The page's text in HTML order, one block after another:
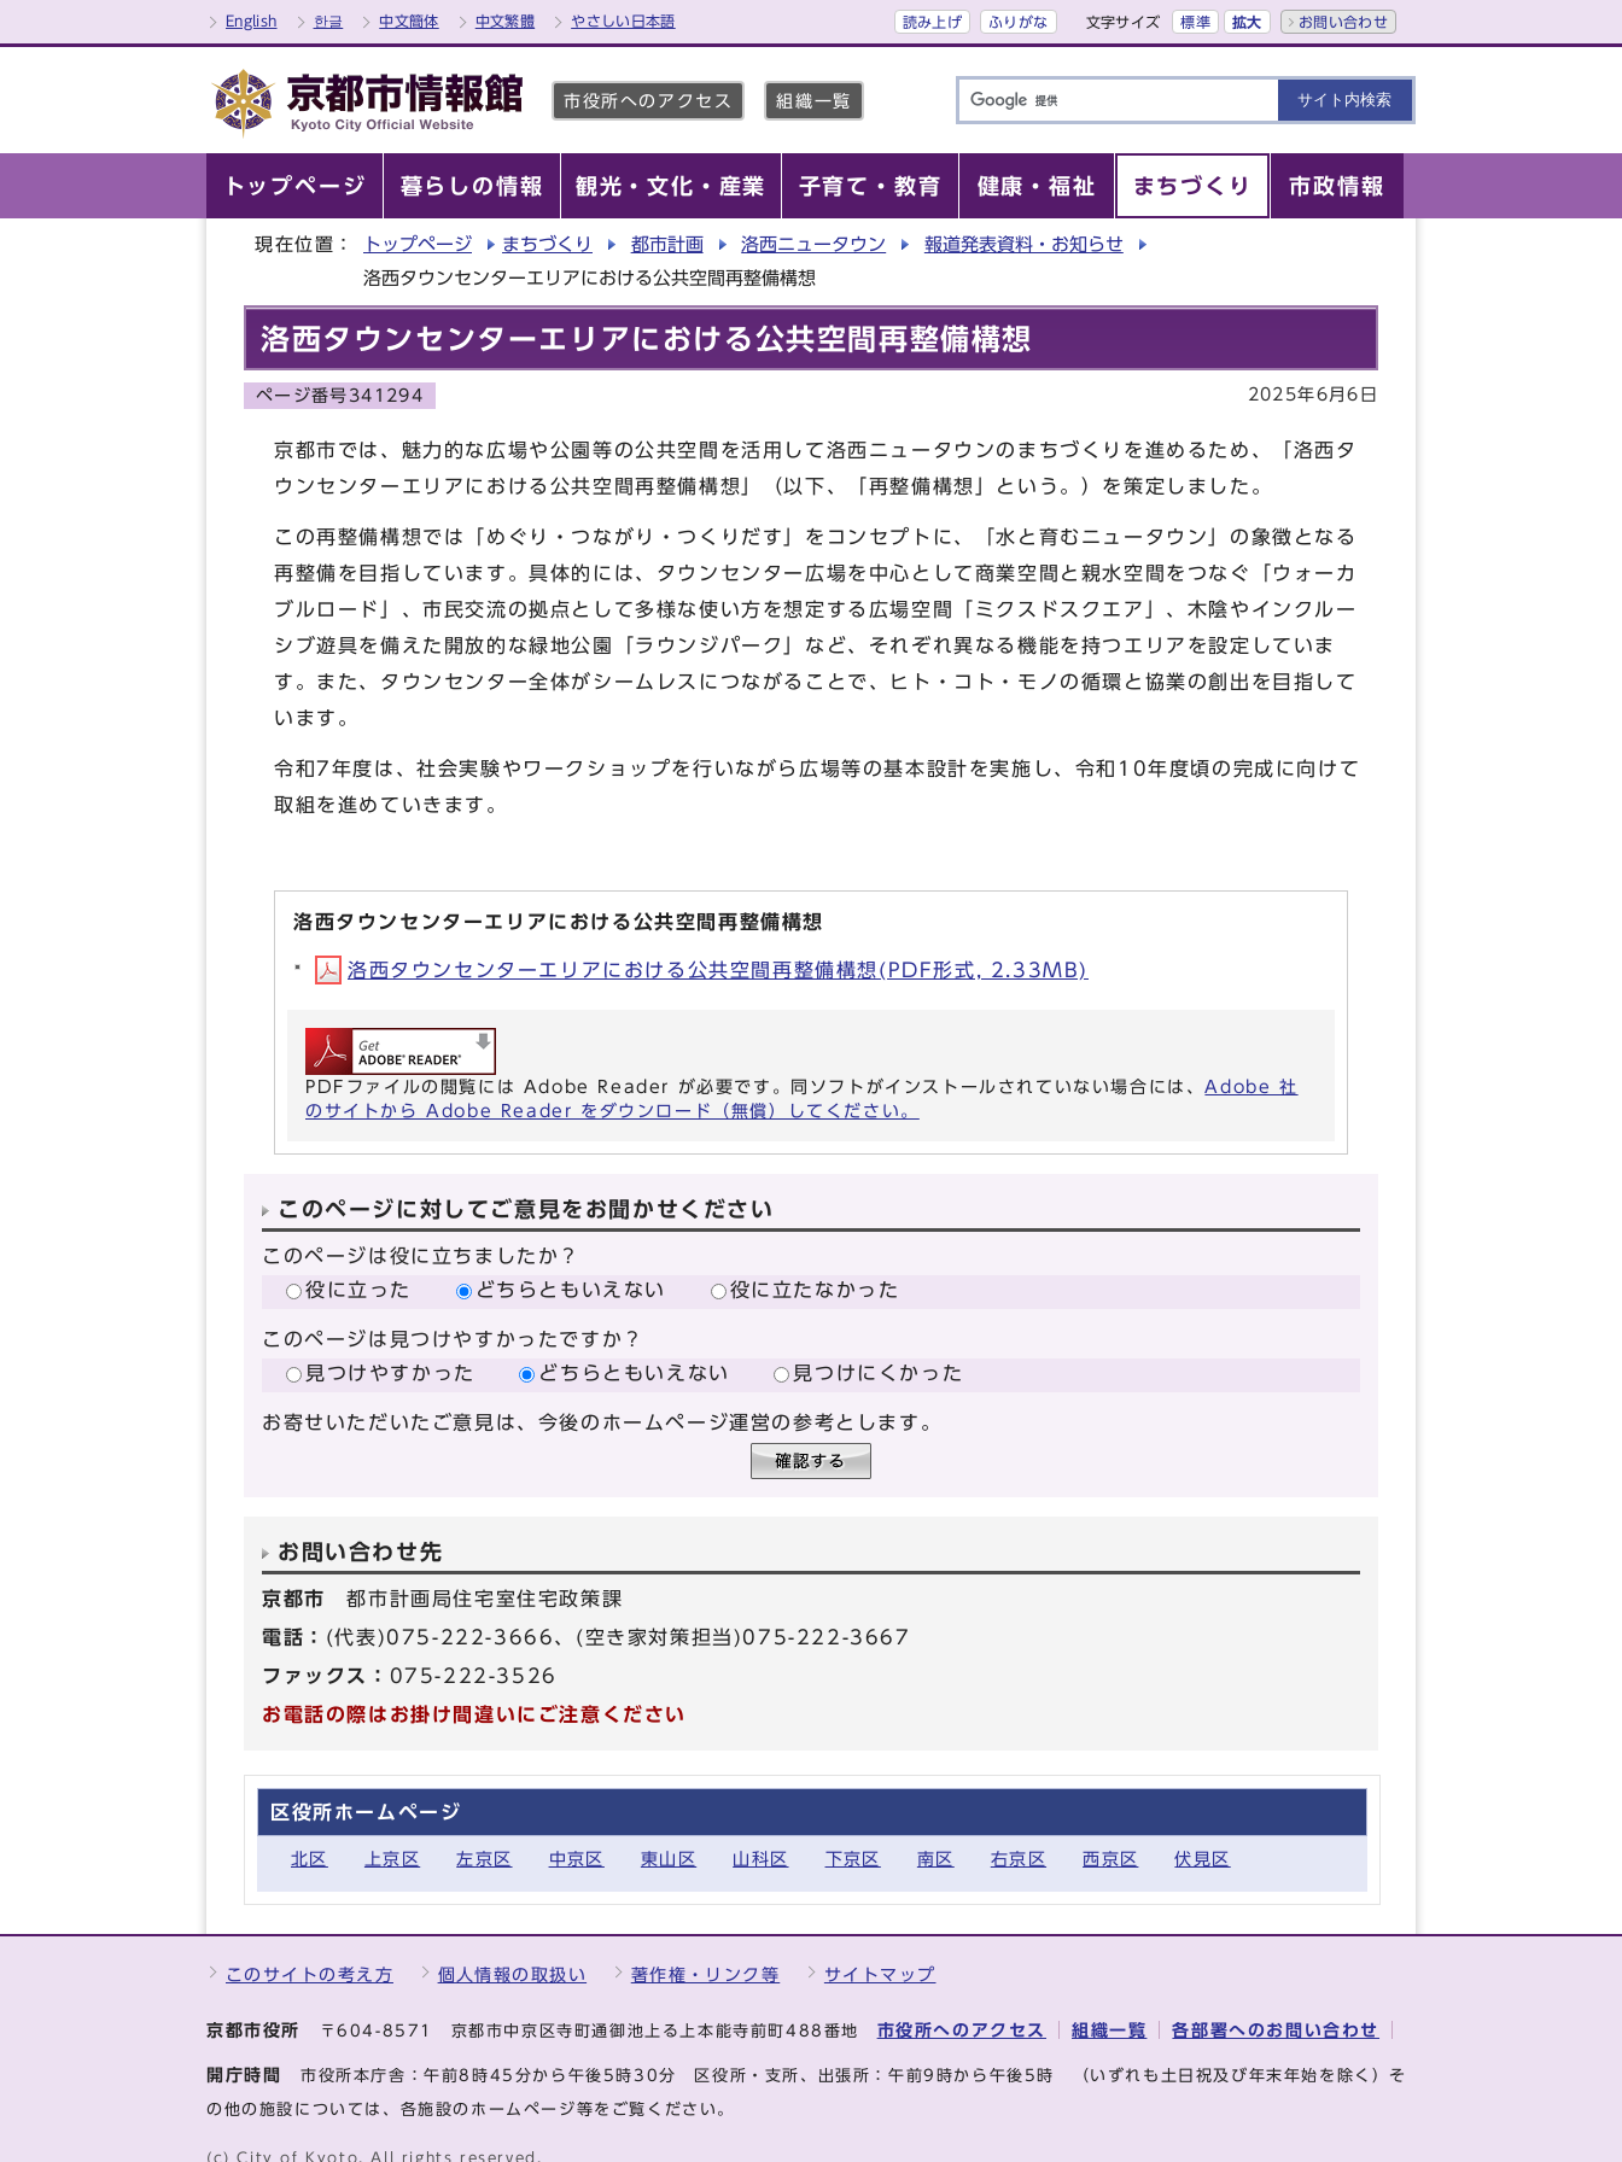
English 한글 中文簡体 中文繁體 やさしい日本語 読み上げ ふりがな 文字サイズ 標準 拡大 お問い合わせ
市役所へのアクセス 組織一覧
トップページ 暮らしの情報 観光・文化・産業 子育て・教育 健康・福祉 まちづくり 市政情報
現在位置： トップページ まちづくり 都市計画 洛西ニュータウン
報道発表資料・お知らせ
洛西タウンセンターエリアにおける公共空間再整備構想
洛西タウンセンターエリアにおける公共空間再整備構想
ページ番号341294 2025年6月6日
京都市では、魅力的な広場や公園等の公共空間を活用して洛西ニュータウンのまちづくりを進めるため、「洛西タ
ウンセンターエリアにおける公共空間再整備構想」（以下、「再整備構想」という。）を策定しました。
この再整備構想では「めぐり・つながり・つくりだす」をコンセプトに、「水と育むニュータウン」の象徴となる
再整備を目指しています。具体的には、タウンセンター広場を中心として商業空間と親水空間をつなぐ「ウォーカ
ブルロード」、市民交流の拠点として多様な使い方を想定する広場空間「ミクスドスクエア」、木陰やインクルー
シブ遊具を備えた開放的な緑地公園「ラウンジパーク」など、それぞれ異なる機能を持つエリアを設定していま
す。また、タウンセンター全体がシームレスにつながることで、ヒト・コト・モノの循環と協業の創出を目指して
います。
令和7年度は、社会実験やワークショップを行いながら広場等の基本設計を実施し、令和10年度頃の完成に向けて
取組を進めていきます。
洛西タウンセンターエリアにおける公共空間再整備構想
洛西タウンセンターエリアにおける公共空間再整備構想(PDF形式, 2.33MB)
PDFファイルの閲覧には Adobe Reader が必要です。同ソフトがインストールされていない場合には、Adobe 社
のサイトから Adobe Reader をダウンロード（無償）してください。
このページに対してご意見をお聞かせください
このページは役に立ちましたか？
役に立った
どちらともいえない 役に立たなかった
このページは見つけやすかったですか？
見つけやすかった
どちらともいえない 見つけにくかった
お寄せいただいたご意見は、今後のホームページ運営の参考とします。
お問い合わせ先
京都市都市計画局住宅室住宅政策課
電話： (代表)075-222-3666、(空き家対策担当)075-222-3667
ファックス： 075-222-3526
お電話の際はお掛け間違いにご注意ください
区役所ホームページ
北区 上京区 左京区 中京区 東山区 山科区 下京区 南区 右京区 西京区 伏見区
このサイトの考え方 個人情報の取扱い 著作権・リンク等 サイトマップ
京都市役所 〒604-8571 京都市中京区寺町通御池上る上本能寺前町488番地 市役所へのアクセス 組織一覧 各部署へのお問い合わせ
開庁時間 市役所本庁舎：午前8時45分から午後5時30分 区役所・支所、出張所：午前9時から午後5時 （いずれも土日祝及び年末年始を除く）そ
の他の施設については、各施設のホームページ等をご覧ください。
(c) City of Kyoto. All rights reserved.